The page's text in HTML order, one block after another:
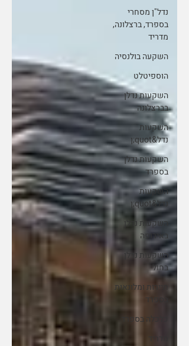
נדל"ן מסחרי
בספרד, ברצלונה,
מדריד
השקעה בולנסיה
הוספיטלט
השקעות נדלן
בברצלונה
השקעות
נדל&quot;ן
השקעות נדלן
בספרד
השקעות
נדל&quot;ן
השקעות נדלן
באירופה
השקעות נדלן
בחול
תיירות ומלונאות
בספרד
כלכלה בספרד